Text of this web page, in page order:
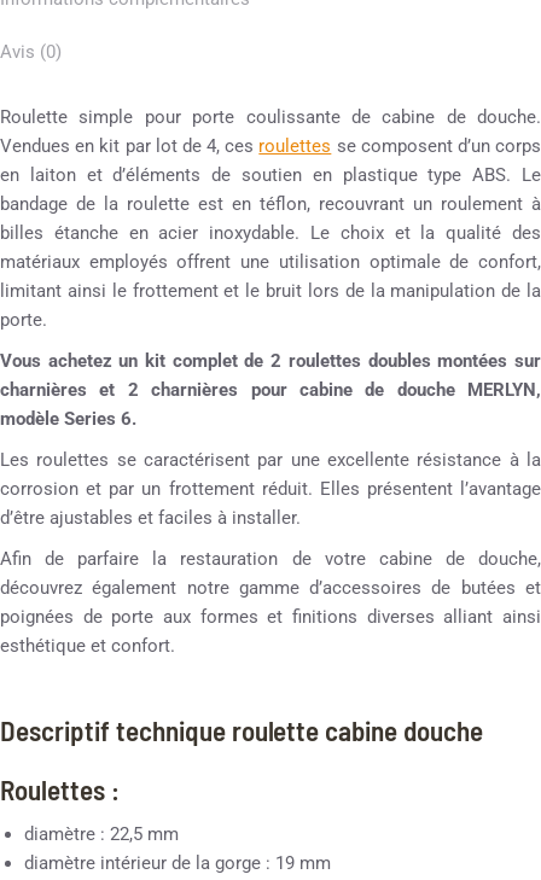
Avis (0)
Roulette simple pour porte coulissante de cabine de douche.
Vendues en kit par lot de 4, ces roulettes se composent d’un corps
en laiton et d’éléments de soutien en plastique type ABS. Le
bandage de la roulette est en téflon, recouvrant un roulement à
billes étanche en acier inoxydable. Le choix et la qualité des
matériaux employés offrent une utilisation optimale de confort,
limitant ainsi le frottement et le bruit lors de la manipulation de la
porte.
Vous achetez un kit complet de 2 roulettes doubles montées sur
charnières et 2 charnières pour cabine de douche MERLYN,
modèle Series 6.
Les roulettes se caractérisent par une excellente résistance à la
corrosion et par un frottement réduit. Elles présentent l’avantage
d’être ajustables et faciles à installer.
Afin de parfaire la restauration de votre cabine de douche,
découvrez également notre gamme d’accessoires de butées et
poignées de porte aux formes et finitions diverses alliant ainsi
esthétique et confort.
Descriptif technique roulette cabine douche
Roulettes :
diamètre : 22,5 mm
diamètre intérieur de la gorge : 19 mm